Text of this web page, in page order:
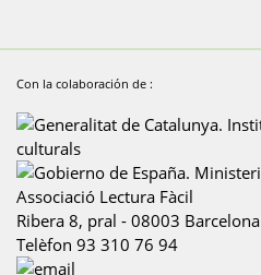
Con la colaboración de :
Associació Lectura Fàcil
Ribera 8, pral - 08003 Barcelona
Telèfon 93 310 76 94